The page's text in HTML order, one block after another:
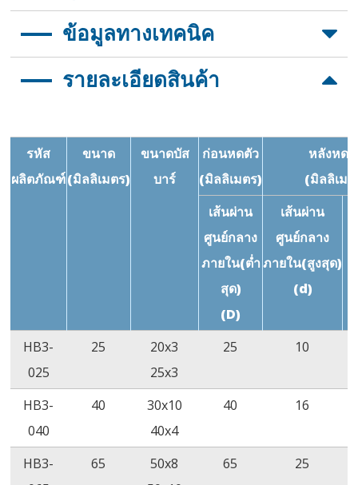
วัสดุมีความยืดหยุ่นและทนต่อกัดกร่อน
คุณสมบัติเป็นฉนวนได้ดีและทนต่อสารเคมี
ข้อมูลทางเทคนิค
คุณสมบัติ
มาตรฐานข้อ
ค่าก
เปอร์เซ็นต์การยืด
ตัว ณ จุดขาด
≥10.3MPa
ASTM
≥200%
ASTM
ใช้งาน
ASTM
D2671
ชั่วโมง)
ภาวะช็อคจาก
ความร้อน
ไม่มีการแตก
ร้าว
D2671
ชั่วโมง)
แ
รายละเอียดสินค้า
รหัส
ผลิตภัณฑ์
ขนาด
(มิลลิเมตร)
ขนาดบัส
บาร์
ก่อนหดตัว
(มิลลิเมตร)
หลังหด
(มิลลิเม
เส้นผ่าน
ศูนย์กลาง
ภายใน(ต่ำ
สุด)
(D)
เส้นผ่าน
ศูนย์กลาง
ภายใน(สูงสุด)
(d)
HB3-
025
25
20x3
25x3
25 10
HB3-
040
40
30x10
40x4
40 16
HB3-
65
50x8
65 25